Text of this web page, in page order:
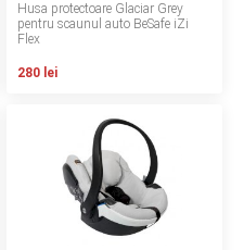
Husa protectoare Glaciar Grey
pentru scaunul auto BeSafe iZi
Flex
280 lei